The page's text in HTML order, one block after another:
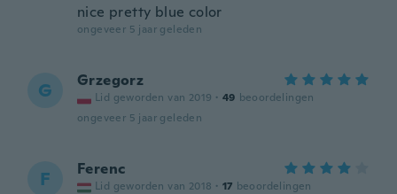
nice pretty blue color
ongeveer 5 jaar geleden
G Grzegorz
Lid geworden van 2019 · 49 beoordelingen
ongeveer 5 jaar geleden
F Ferenc
Lid geworden van 2018 · 17 beoordelingen